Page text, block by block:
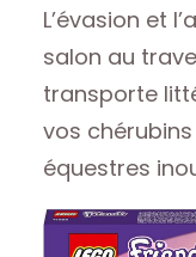
L’évasion et
salon au
transporte
vos
équestres